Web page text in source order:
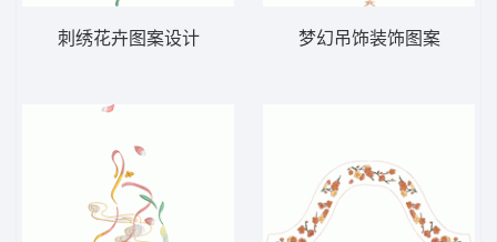
刺绣花卉图案设计 梦幻吊饰装饰图案